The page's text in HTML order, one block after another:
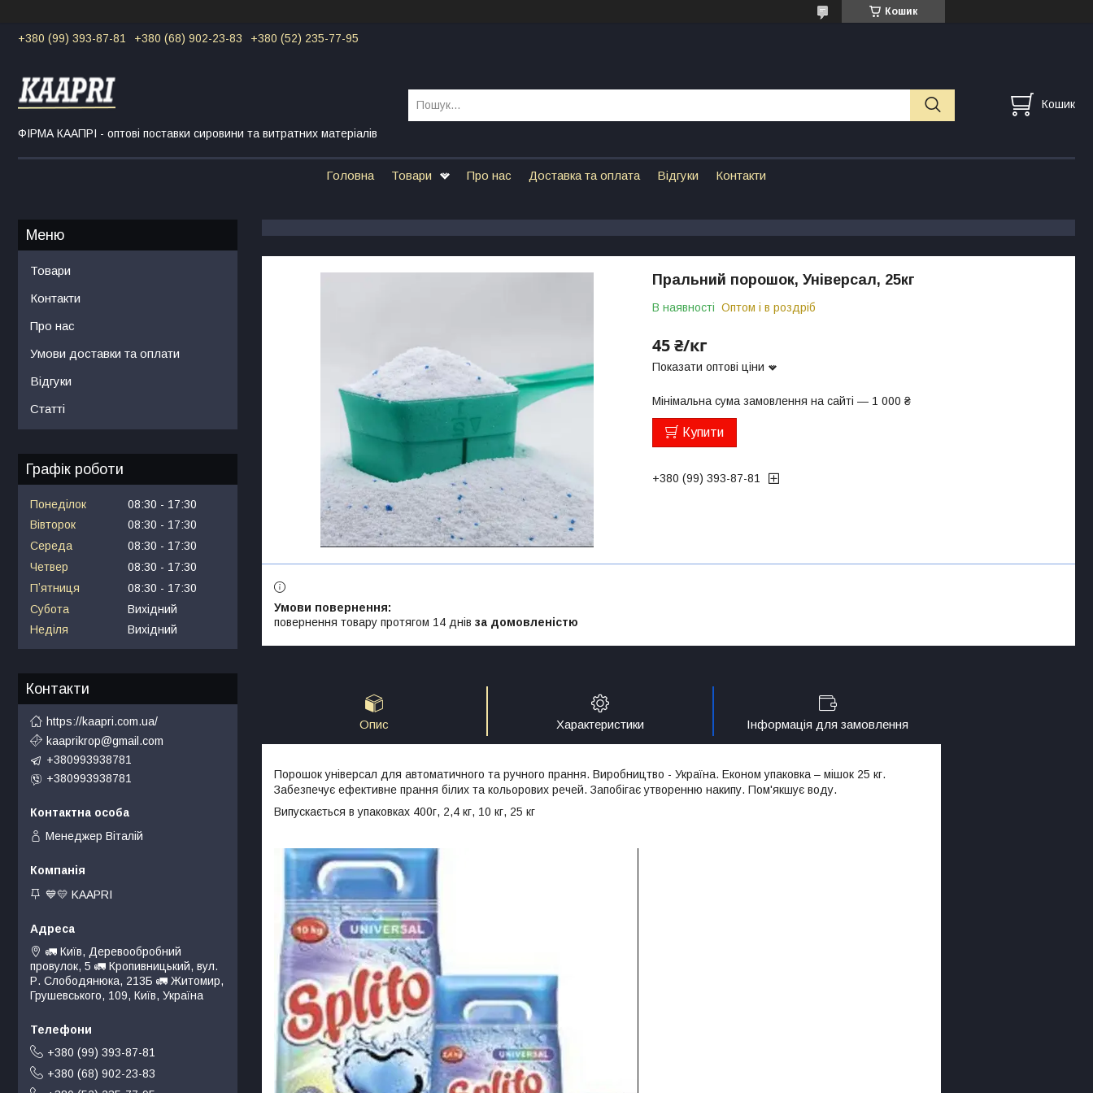
Кошик
+380 (99) 393-87-81 +380 (68) 902-23-83 +380 (52) 235-77-95
ФІРМА КААПРІ - оптові поставки сировини та витратних матеріалів
Кошик
Головна Товари Про нас Доставка та оплата Відгуки Контакти
Пральний порошок, Універсал, 25кг
В наявності Оптом і в роздріб
45 ₴/кг
Показати оптові ціни
Мінімальна сума замовлення на сайті — 1 000 ₴
Купити
+380 (99) 393-87-81
повернення товару протягом 14 днів за домовленістю
Опис Характеристики Інформація для замовлення
Порошок універсал для автоматичного та ручного прання. Виробництво - Україна. Економ упаковка – мішок 25 кг.
Забезпечує ефективне прання білих та кольорових речей. Запобігає утворенню накипу. Пом'якшує воду.
Випускається в упаковках 400г, 2,4 кг, 10 кг, 25 кг
Товари
Контакти
Про нас
Умови доставки та оплати
Відгуки
Статті
Графік роботи
Понеділок 08:30
17:30
Вівторок
08:30
17:30
Середа
08:30
17:30
Четвер
08:30
17:30
Пʼятниця
08:30
17:30
Субота
Вихідний
Неділя
Вихідний
Контакти
https://kaapri.com.ua/
kaaprikrop@gmail.com
+380993938781
+380993938781
Менеджер Віталій
💙💛 KAAPRI
🚛 Київ, Деревообробний
провулок, 5 🚛 Кропивницький, вул.
Р. Слободянюка, 213Б 🚛 Житомир,
Грушевського, 109, Київ, Україна
+380 (99) 393-87-81
+380 (68) 902-23-83